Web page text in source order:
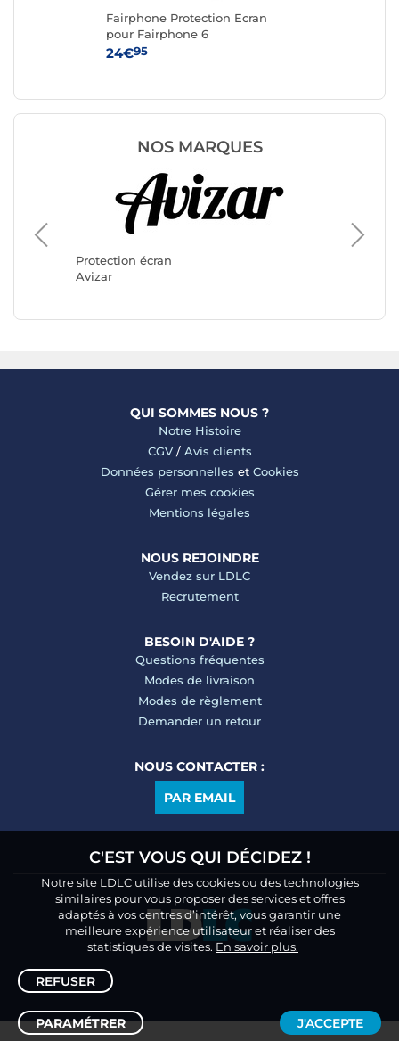
Fairphone Protection Ecran
pour Fairphone 6
24€95
NOS MARQUES
Protection écran
Avizar
3mk
QUI SOMMES NOUS ?
Notre Histoire
CGV/ Avis clients
Données personnelles et Cookies
Gérer mes cookies
Mentions légales
NOUS REJOINDRE
Vendez sur LDLC
Recrutement
BESOIN D'AIDE ?
Questions fréquentes
Modes de livraison
Modes de règlement
Demander un retour
NOUS CONTACTER :
PAR EMAIL
C'EST VOUS QUI DÉCIDEZ !
Notre site LDLC utilise des cookies ou des technologies
similaires pour vous proposer des services et offres
adaptés à vos centres d’intérêt, vous garantir une
meilleure expérience utilisateur et réaliser des
statistiques de visites. En savoir plus.
REFUSER
PARAMÉTRER J'ACCEPTE